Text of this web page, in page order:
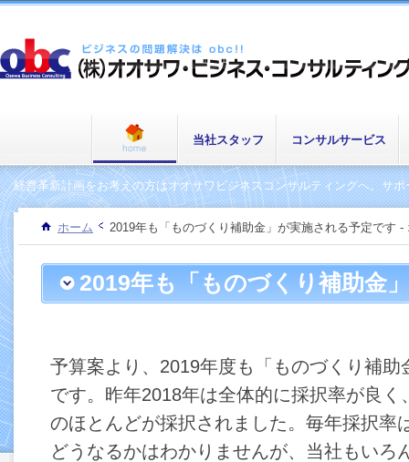
当社スタッフ コンサルサービス
経営革新計画をお考えの方はオオサワビジネスコンサルティングへ。サ
ホーム 2019年も「ものづくり補助金」が実施される予定です
2019年も「ものづくり補助金
予算案より、2019年度も「ものづくり補助
です。昨年2018年は全体的に採択率が良く
のほとんどが採択されました。毎年採択率
どうなるかはわかりませんが、当社もいろ